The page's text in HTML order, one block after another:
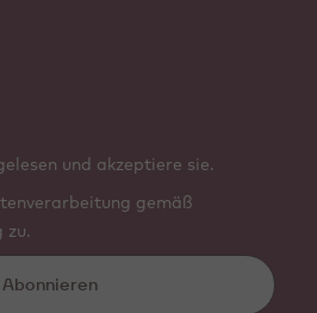
und akzeptiere sie.
gemäß
zu.
Abonnieren